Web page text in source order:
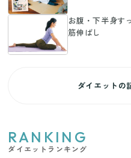
お腹・下半身す
筋伸ばし
ダイエットの
RANKING
ダイエットランキング